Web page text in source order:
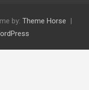
by: Theme Horse